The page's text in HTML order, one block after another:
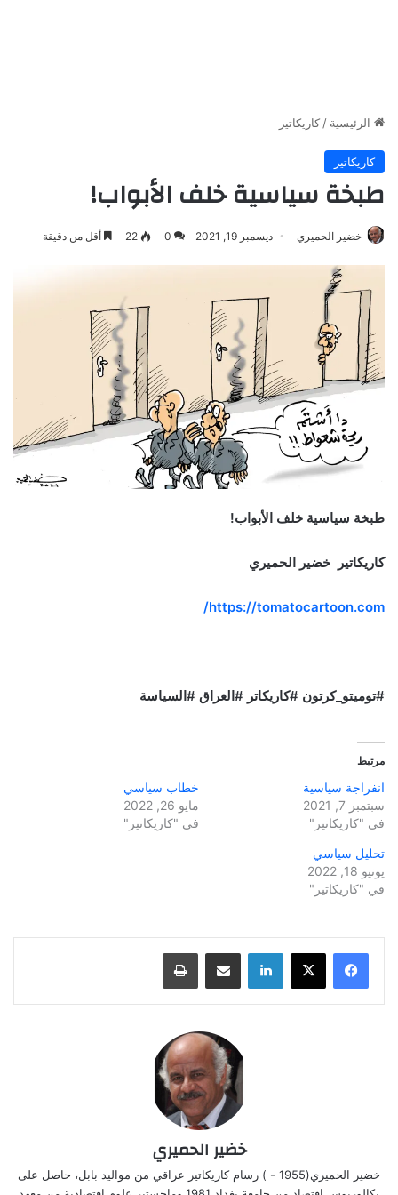
الرئيسية / كاريكاتير
كاريكاتير
طبخة سياسية خلف الأبواب!
خضير الحميري ديسمبر 19, 2021 0
22 أقل من دقيقة
طبخة سياسية خلف الأبواب!
كاريكاتير خضير الحميري
https://tomatocartoon.com/
#توميتو_كرتون #كاريكاتر #العراق #السياسة
مرتبط
انفراجة سياسية
سبتمبر 7, 2021
في "كاريكاتير"
خطاب سياسي
مايو 26, 2022
في "كاريكاتير"
تحليل سياسي
يونيو 18, 2022
في "كاريكاتير"
لينكدإن مشاركة عبر البريد طباعة
خضير الحميري
خضير الحميري(1955 - ) رسام كاريكاتير عراقي من مواليد بابل، حاصل على